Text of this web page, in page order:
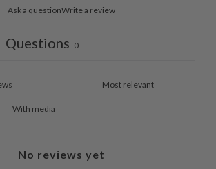
Ask a questionWrite a review
Questions 0
With media
No reviews yet